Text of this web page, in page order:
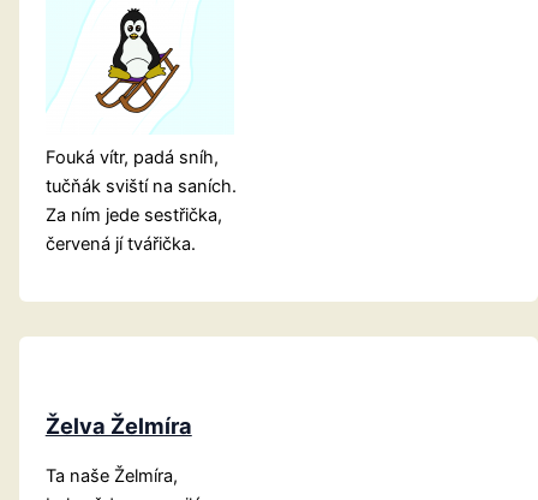
Fouká vítr, padá sníh,
tučňák sviští na saních.
Za ním jede sestřička,
červená jí tvářička.
Želva Želmíra
Ta naše Želmíra,